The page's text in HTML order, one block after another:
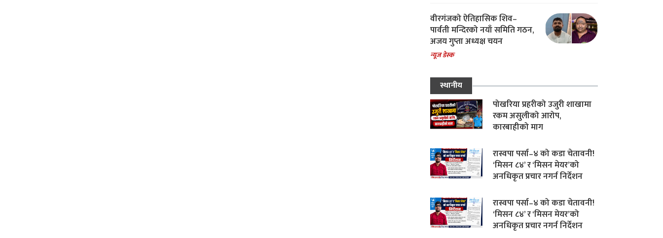
वीरगंजको ऐतिहासिक शिव–
पार्वती मन्दिरको नयाँ समिति गठन,
अजय गुप्ता अध्यक्ष चयन
न्यूज डेस्क
स्थानीय
पोखरिया प्रहरीको उजुरी शाखामा
रकम असुलीको आरोप,
कारबाहीको माग
रास्वपा पर्सा–४ को कडा चेतावनी!
‘मिसन ८४’ र ‘मिसन मेयर’को
अनधिकृत प्रचार नगर्न निर्देशन
रास्वपा पर्सा–४ को कडा चेतावनी!
‘मिसन ८४’ र ‘मिसन मेयर’को
अनधिकृत प्रचार नगर्न निर्देशन